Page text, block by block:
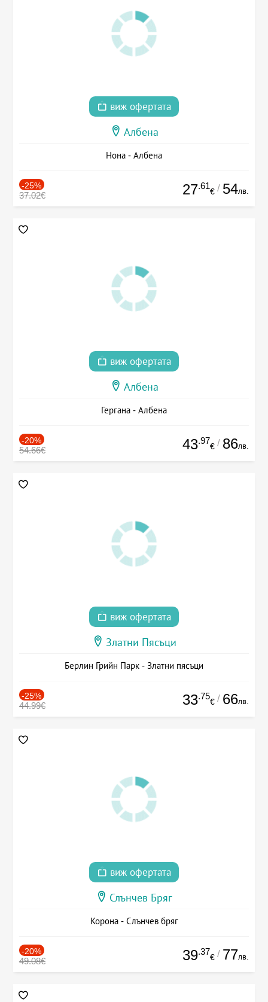
виж офертата
Албена
Нона - Албена
-25%
37.02€ 27.61
€ / 54лв.
виж офертата
Албена
Гергана - Албена
-20%
54.66€ 43.97
€ / 86лв.
виж офертата
Златни Пясъци
Берлин Грийн Парк - Златни пясъци
-25%
44.99€ 33.75
€ / 66лв.
виж офертата
Слънчев Бряг
Корона - Слънчев бряг
-20%
49.08€ 39.37
€ / 77лв.